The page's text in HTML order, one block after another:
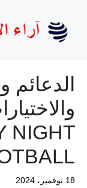
المحتوى
الدعائم
NIGHT
18 نوفمبر، 2024